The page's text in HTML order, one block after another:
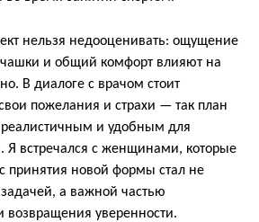
нельзя недооценивать: ощущение
и общий комфорт влияют на
В диалоге с врачом стоит
пожелания и страхи — так план
реалистичным и удобным для
Я встречался с женщинами, которые
принятия новой формы стал не
а важной частью
возвращения уверенности.